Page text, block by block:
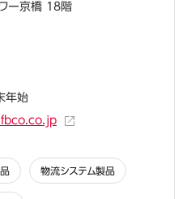
ー京橋 18階
年始
物流システム製品